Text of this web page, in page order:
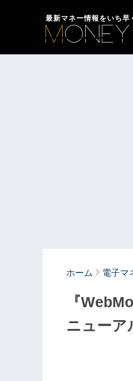
最新マネー情報をいち早
ホーム 電子マ
『
ニューア